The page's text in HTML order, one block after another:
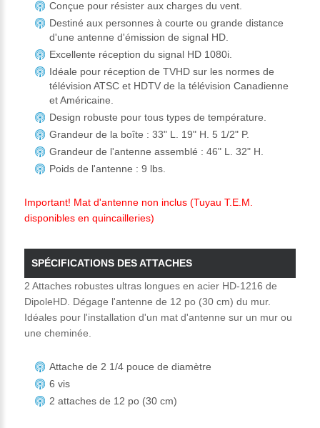
Conçue pour résister aux charges du vent.
Destiné aux personnes à courte ou grande distance
d'une antenne d'émission de signal HD.
Excellente réception du signal HD 1080i.
Idéale pour réception de TVHD sur les normes de
télévision ATSC et HDTV de la télévision Canadienne
et Américaine.
Design robuste pour tous types de température.
Grandeur de la boîte : 33" L. 19" H. 5 1/2" P.
Grandeur de l'antenne assemblé : 46" L. 32" H.
Poids de l'antenne : 9 lbs.
Important! Mat d'antenne non inclus (Tuyau T.E.M.
disponibles en quincailleries)
SPÉCIFICATIONS DES ATTACHES
2 Attaches robustes ultras longues en acier HD-1216 de
DipoleHD. Dégage l'antenne de 12 po (30 cm) du mur.
Idéales pour l'installation d'un mat d'antenne sur un mur ou
une cheminée.
Attache de 2 1/4 pouce de diamètre
6 vis
2 attaches de 12 po (30 cm)